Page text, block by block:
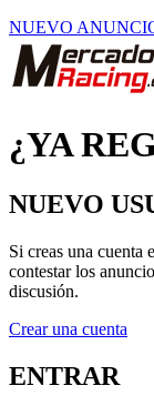
NUEVO
¿YA
NUEVO
Si creas una cuenta
contestar los
discusión.
Crear una cuenta
ENTRAR